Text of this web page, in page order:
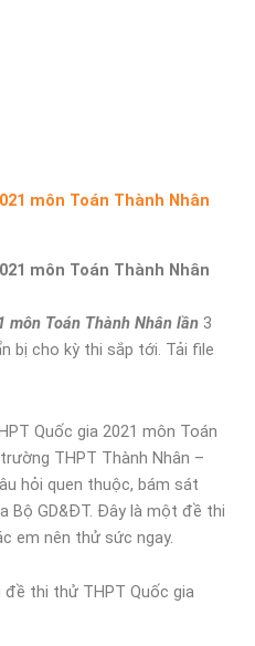
môn Toán Thành Nhân
môn Toán Thành Nhân
môn Toán Thành Nhân lần 3
bị cho kỳ thi sắp tới. Tải file
Quốc gia 2021 môn Toán
THPT Thành Nhân –
hỏi quen thuộc, bám sát
Bộ GD&ĐT. Đây là một đề thi
em nên thử sức ngay.
thi thử THPT Quốc gia